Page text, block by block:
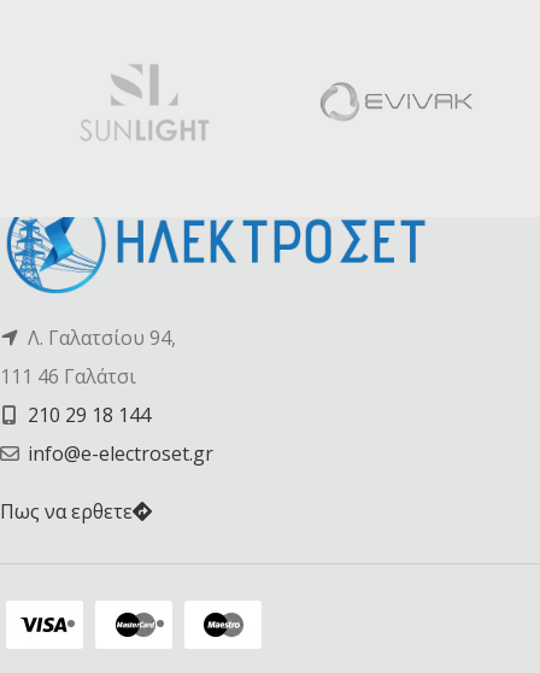
Λ. Γαλατσίου 94,
111 46 Γαλάτσι
210 29 18 144
info@e-electroset.gr
Πως να ερθετε